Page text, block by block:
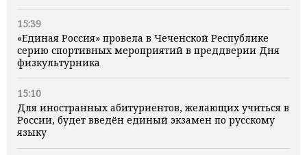
15:39
«Единая Россия» провела в Чеченской Республике
серию спортивных мероприятий в преддверии Дня
физкультурника
15:10
Для иностранных абитуриентов, желающих учиться в
России, будет введён единый экзамен по русскому
языку